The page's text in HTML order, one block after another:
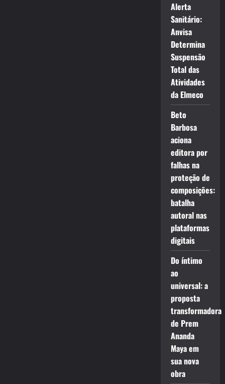
Alerta
Sanitário:
Anvisa
Determina
Suspensão
Total das
Atividades
da Elmeco
Beto
Barbosa
aciona
editora por
falhas na
proteção de
composições:
batalha
autoral nas
plataformas
digitais
Do íntimo
ao
universal: a
proposta
transformadora
de Prem
Ananda
Maya em
sua nova
obra